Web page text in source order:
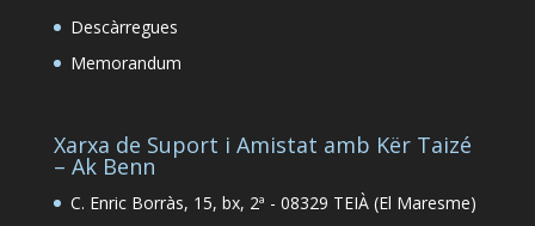
Descàrregues
Memorandum
Xarxa de Suport i Amistat amb Kër Taizé
– Ak Benn
C. Enric Borràs, 15, bx, 2ª - 08329 TEIÀ (El Maresme)